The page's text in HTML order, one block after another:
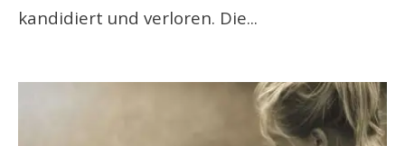
kandidiert und verloren. Die...